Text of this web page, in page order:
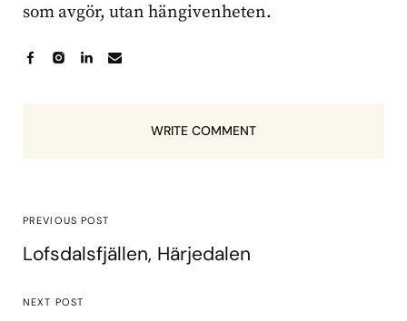
som avgör, utan hängivenheten.
WRITE COMMENT
PREVIOUS POST
Lofsdalsfjällen, Härjedalen
NEXT POST